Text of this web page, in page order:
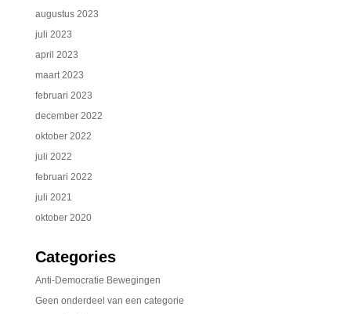
augustus 2023
juli 2023
april 2023
maart 2023
februari 2023
december 2022
oktober 2022
juli 2022
februari 2022
juli 2021
oktober 2020
Categories
Anti-Democratie Bewegingen
Geen onderdeel van een categorie